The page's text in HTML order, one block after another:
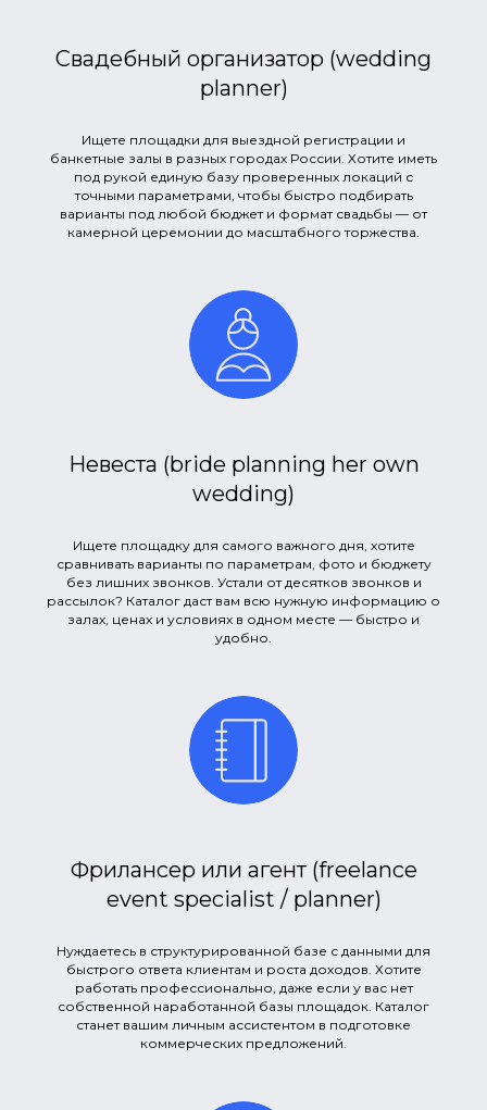
Свадебный организатор (wedding
planner)
Ищете площадки для выездной регистрации и
банкетные залы в разных городах России. Хотите иметь
под рукой единую базу проверенных локаций с
точными параметрами, чтобы быстро подбирать
варианты под любой бюджет и формат свадьбы — от
камерной церемонии до масштабного торжества.
Невеста (bride planning her own
wedding)
Ищете площадку для самого важного дня, хотите
сравнивать варианты по параметрам, фото и бюджету
без лишних звонков. Устали от десятков звонков и
рассылок? Каталог даст вам всю нужную информацию о
залах, ценах и условиях в одном месте — быстро и
удобно.
Фрилансер или агент (freelance
event specialist / planner)
Нуждаетесь в структурированной базе с данными для
быстрого ответа клиентам и роста доходов. Хотите
работать профессионально, даже если у вас нет
собственной наработанной базы площадок. Каталог
станет вашим личным ассистентом в подготовке
коммерческих предложений.